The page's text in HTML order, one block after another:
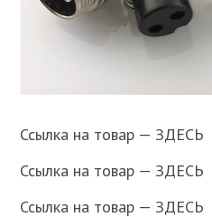
Ссылка на товар — ЗДЕСЬ
Ссылка на товар — ЗДЕСЬ
Ссылка на товар — ЗДЕСЬ